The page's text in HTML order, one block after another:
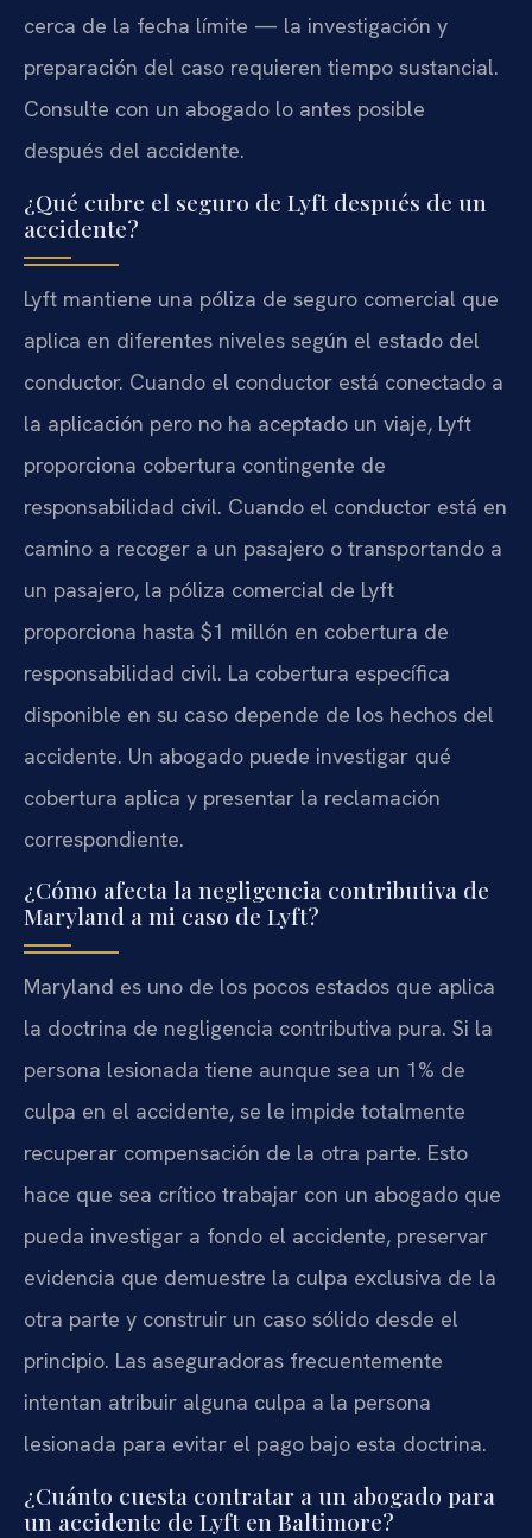
cerca de la fecha límite — la investigación y
preparación del caso requieren tiempo sustancial.
Consulte con un abogado lo antes posible
después del accidente.
¿Qué cubre el seguro de Lyft después de un
accidente?
Lyft mantiene una póliza de seguro comercial que
aplica en diferentes niveles según el estado del
conductor. Cuando el conductor está conectado a
la aplicación pero no ha aceptado un viaje, Lyft
proporciona cobertura contingente de
responsabilidad civil. Cuando el conductor está en
camino a recoger a un pasajero o transportando a
un pasajero, la póliza comercial de Lyft
proporciona hasta $1 millón en cobertura de
responsabilidad civil. La cobertura específica
disponible en su caso depende de los hechos del
accidente. Un abogado puede investigar qué
cobertura aplica y presentar la reclamación
correspondiente.
¿Cómo afecta la negligencia contributiva de
Maryland a mi caso de Lyft?
Maryland es uno de los pocos estados que aplica
la doctrina de negligencia contributiva pura. Si la
persona lesionada tiene aunque sea un 1% de
culpa en el accidente, se le impide totalmente
recuperar compensación de la otra parte. Esto
hace que sea crítico trabajar con un abogado que
pueda investigar a fondo el accidente, preservar
evidencia que demuestre la culpa exclusiva de la
otra parte y construir un caso sólido desde el
principio. Las aseguradoras frecuentemente
intentan atribuir alguna culpa a la persona
lesionada para evitar el pago bajo esta doctrina.
¿Cuánto cuesta contratar a un abogado para
un accidente de Lyft en Baltimore?